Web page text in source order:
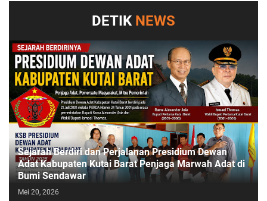
DETIK NEWS
Sejarah Berdiri dan Perjalanan Presidium Dewan
Adat Kabupaten Kutai Barat Penjaga Marwah Adat di
Bumi Sendawar
Mei 20, 2026